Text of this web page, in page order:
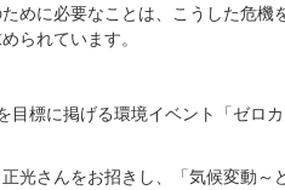
めに必要なことは、こうした危機
られています。
目標に掲げる環境イベント「ゼロ
光さんをお招きし、「気候変動～